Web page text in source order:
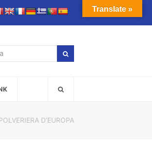
cerca
D’EUROPA
Translate »